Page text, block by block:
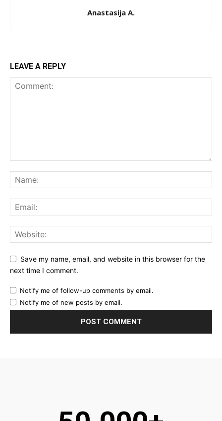
Anastasija A.
LEAVE A REPLY
Save my name, email, and website in this browser for the
next time I comment.
Notify me of follow-up comments by email.
Notify me of new posts by email.